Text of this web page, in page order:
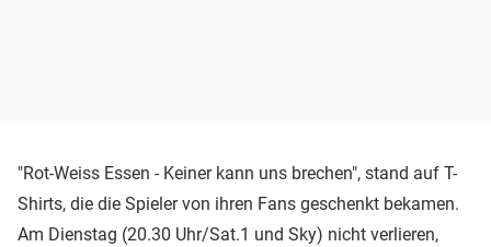
"Rot-Weiss Essen - Keiner kann uns brechen", stand auf T-
Shirts, die die Spieler von ihren Fans geschenkt bekamen.
Am Dienstag (20.30 Uhr/Sat.1 und Sky) nicht verlieren,